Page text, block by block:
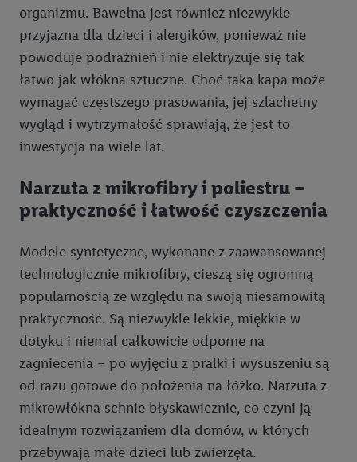
organizmu. Bawełna jest również niezwykle
przyjazna dla dzieci i alergików, ponieważ nie
powoduje podrażnień i nie elektryzuje się tak
łatwo jak włókna sztuczne. Choć taka kapa może
wymagać częstszego prasowania, jej szlachetny
wygląd i wytrzymałość sprawiają, że jest to
inwestycja na wiele lat.
Narzuta z mikrofibry i poliestru –
praktyczność i łatwość czyszczenia
Modele syntetyczne, wykonane z zaawansowanej
technologicznie mikrofibry, cieszą się ogromną
popularnością ze względu na swoją niesamowitą
praktyczność. Są niezwykle lekkie, miękkie w
dotyku i niemal całkowicie odporne na
zagniecenia – po wyjęciu z pralki i wysuszeniu są
od razu gotowe do położenia na łóżko. Narzuta z
mikrowłókna schnie błyskawicznie, co czyni ją
idealnym rozwiązaniem dla domów, w których
przebywają małe dzieci lub zwierzęta.